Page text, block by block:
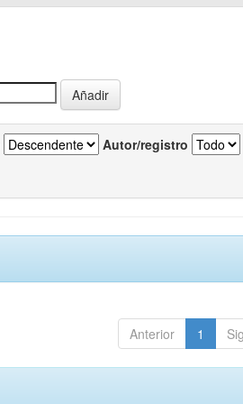
Autor/registro
Anterior 1